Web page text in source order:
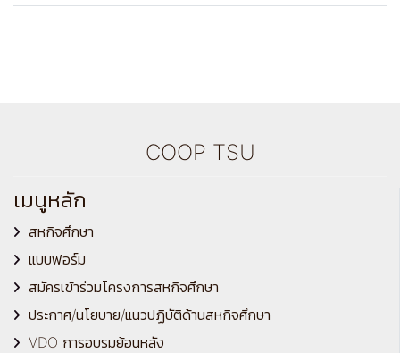
COOP TSU
เมนูหลัก
สหกิจศึกษา
แบบฟอร์ม
สมัครเข้าร่วมโครงการสหกิจศึกษา
ประกาศ/นโยบาย/แนวปฏิบัติด้านสหกิจศึกษา
VDO การอบรมย้อนหลัง